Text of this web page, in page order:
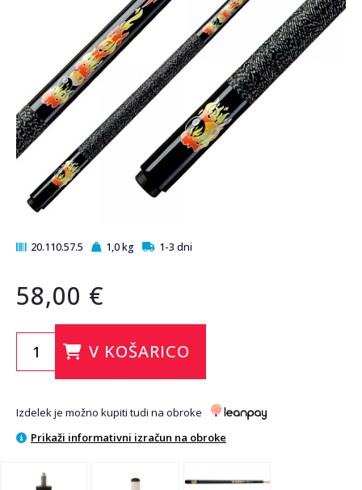
20.110.57.5 1,0 kg 1-3 dni
58,00 €
V KOŠARICO
Izdelek je možno kupiti tudi na obroke
Prikaži informativni izračun na obroke